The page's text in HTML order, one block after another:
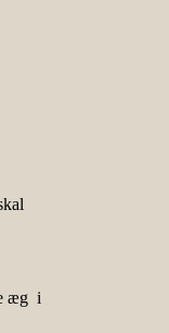
æg i